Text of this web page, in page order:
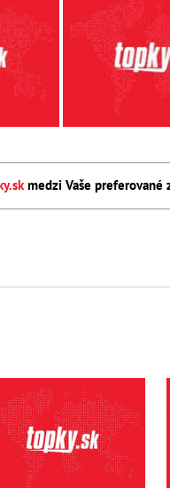
medzi Vaše preferované